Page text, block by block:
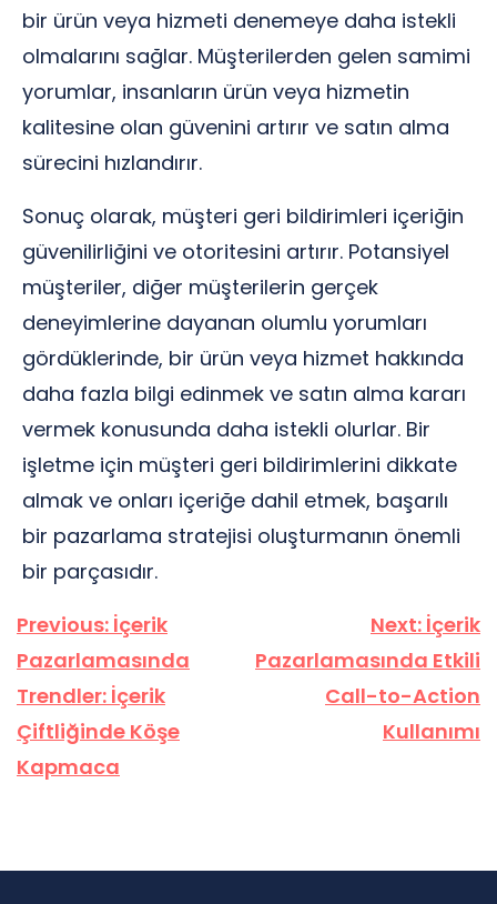
bir ürün veya hizmeti denemeye daha istekli
olmalarını sağlar. Müşterilerden gelen samimi
yorumlar, insanların ürün veya hizmetin
kalitesine olan güvenini artırır ve satın alma
sürecini hızlandırır.
Sonuç olarak, müşteri geri bildirimleri içeriğin
güvenilirliğini ve otoritesini artırır. Potansiyel
müşteriler, diğer müşterilerin gerçek
deneyimlerine dayanan olumlu yorumları
gördüklerinde, bir ürün veya hizmet hakkında
daha fazla bilgi edinmek ve satın alma kararı
vermek konusunda daha istekli olurlar. Bir
işletme için müşteri geri bildirimlerini dikkate
almak ve onları içeriğe dahil etmek, başarılı
bir pazarlama stratejisi oluşturmanın önemli
bir parçasıdır.
Yazı
gezinmesi
Previous: İçerik
Pazarlamasında
Trendler: İçerik
Çiftliğinde Köşe
Kapmaca
Next: İçerik
Pazarlamasında Etkili
Call-to-Action
Kullanımı